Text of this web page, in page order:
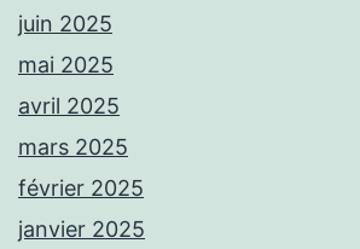
juin 2025
mai 2025
avril 2025
mars 2025
février 2025
janvier 2025